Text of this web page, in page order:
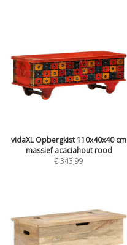
vidaXL Opbergkist 110x40x40 cm
massief acaciahout rood
€ 343,99